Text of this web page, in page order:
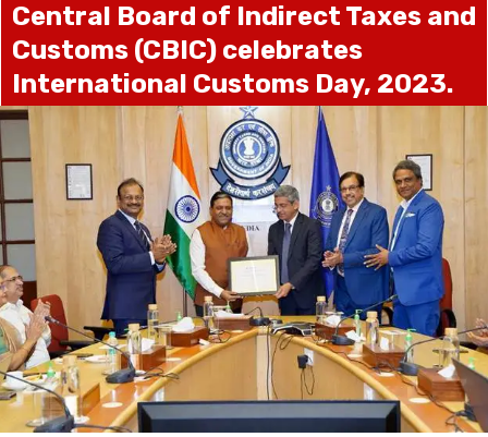
Central Board of Indirect Taxes and
Customs (CBIC) celebrates
International Customs Day, 2023.